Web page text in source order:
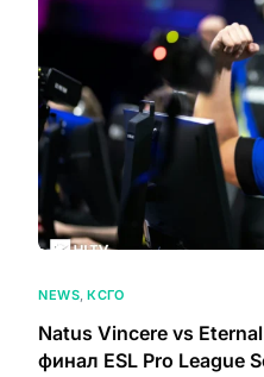
NEWS ,КСГО
Natus Vincere vs
финал ESL Pro League